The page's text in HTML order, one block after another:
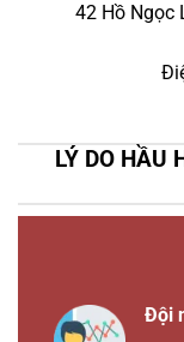
42 Hồ Ngọc
LÝ DO HẦU
Đội